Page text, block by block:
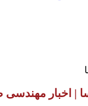
اخبار مهندسی